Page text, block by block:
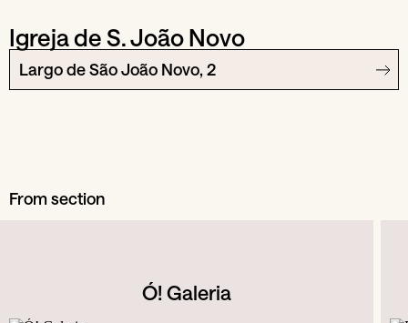
Igreja de S. João Novo
Largo de São João Novo, 2
From section
Ó! Galeria